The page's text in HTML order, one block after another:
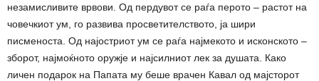
незамисливите врвови. Од пердувот се раѓа перото – растот на
човечкиот ум, го развива просветителството, ја шири
писменоста. Од најостриот ум се раѓа најмекото и исконското –
зборот, најмоќното оружје и најсилниот лек за душата. Како
личен подарок на Папата му беше врачен Кавал од мајсторот